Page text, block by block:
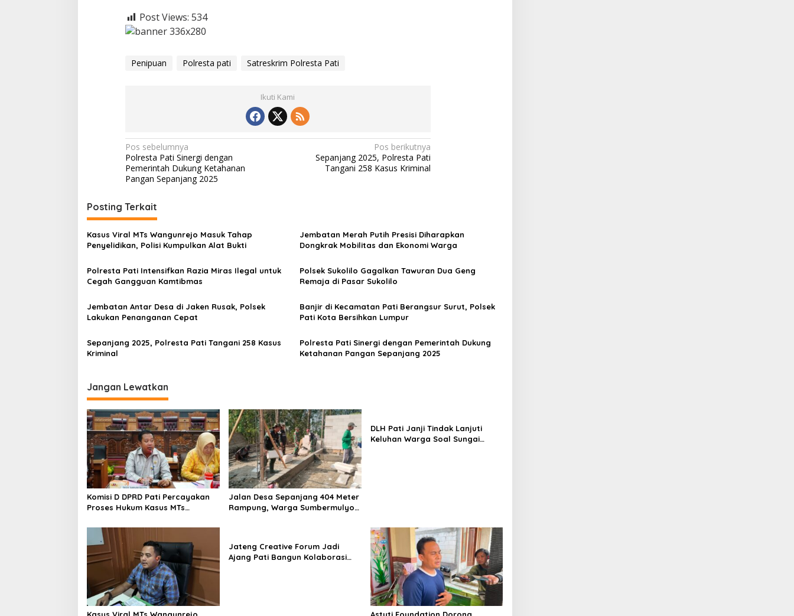
Post Views: 534
Penipuan Polresta pati Satreskrim Polresta Pati
Ikuti Kami
N
a
v
i
g
a
s
i
p
s
Pos sebelumnya
Polresta Pati Sinergi dengan
Pemerintah Dukung Ketahanan
Pangan Sepanjang 2025
Pos berikutnya
Sepanjang 2025, Polresta Pati
Tangani 258 Kasus Kriminal
Posting Terkait
Kasus Viral MTs Wangunrejo Masuk Tahap
Penyelidikan, Polisi Kumpulkan Alat Bukti
Jembatan Merah Putih Presisi Diharapkan
Dongkrak Mobilitas dan Ekonomi Warga
Polresta Pati Intensifkan Razia Miras Ilegal untuk
Cegah Gangguan Kamtibmas
Polsek Sukolilo Gagalkan Tawuran Dua Geng
Remaja di Pasar Sukolilo
Jembatan Antar Desa di Jaken Rusak, Polsek
Lakukan Penanganan Cepat
Banjir di Kecamatan Pati Berangsur Surut, Polsek
Pati Kota Bersihkan Lumpur
Sepanjang 2025, Polresta Pati Tangani 258 Kasus
Kriminal
Polresta Pati Sinergi dengan Pemerintah Dukung
Ketahanan Pangan Sepanjang 2025
Jangan Lewatkan
Komisi D DPRD Pati Percayakan
Proses Hukum Kasus MTs
Jalan Desa Sepanjang 404 Meter
Rampung, Warga Sumbermulyo
DLH Pati Janji Tindak Lanjuti
Keluhan Warga Soal Sungai
Jateng Creative Forum Jadi
Ajang Pati Bangun Kolaborasi